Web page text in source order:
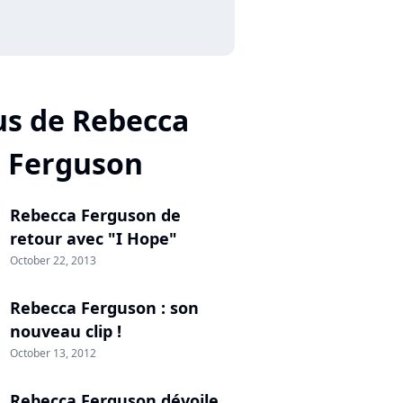
de Rebecca
Ferguson
Rebecca Ferguson de
retour avec "I Hope"
October 22, 2013
Rebecca Ferguson : son
nouveau clip !
October 13, 2012